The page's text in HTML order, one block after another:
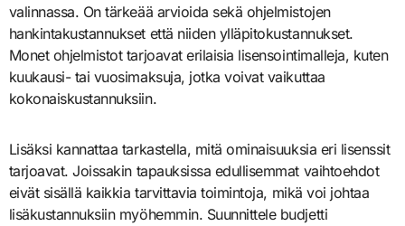
valinnassa. On tärkeää arvioida sekä ohjelmistojen
hankintakustannukset että niiden ylläpitokustannukset.
Monet ohjelmistot tarjoavat erilaisia lisensointimalleja, kuten
kuukausi- tai vuosimaksuja, jotka voivat vaikuttaa
kokonaiskustannuksiin.
Lisäksi kannattaa tarkastella, mitä ominaisuuksia eri lisenssit
tarjoavat. Joissakin tapauksissa edullisemmat vaihtoehdot
eivät sisällä kaikkia tarvittavia toimintoja, mikä voi johtaa
lisäkustannuksiin myöhemmin. Suunnittele budjetti